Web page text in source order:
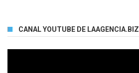
CANAL YOUTUBE DE LAAGENCIA.BIZ